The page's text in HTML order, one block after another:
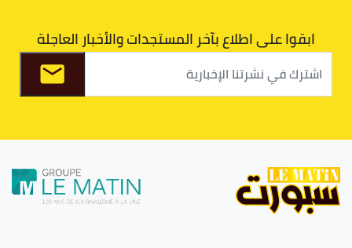
ابقوا على اطلاع بآخر المستجدات والأخبار العاجلة